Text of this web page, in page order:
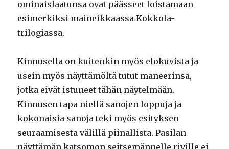
ominaislaatunsa ovat päässeet loistamaan
esimerkiksi maineikkaassa Kokkola-
trilogiassa.
Kinnusella on kuitenkin myös elokuvista ja
usein myös näyttämöltä tutut maneerinsa,
jotka eivät istuneet tähän näytelmään.
Kinnusen tapa niellä sanojen loppuja ja
kokonaisia sanoja teki myös esityksen
seuraamisesta välillä piinallista. Pasilan
näyttämän katsomon seitsemännelle riville ei